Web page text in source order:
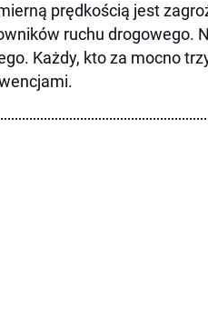
prędkością jest
ruchu drogowego.
Każdy, kto za mocno